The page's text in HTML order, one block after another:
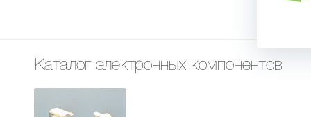
Каталог электронных компонентов